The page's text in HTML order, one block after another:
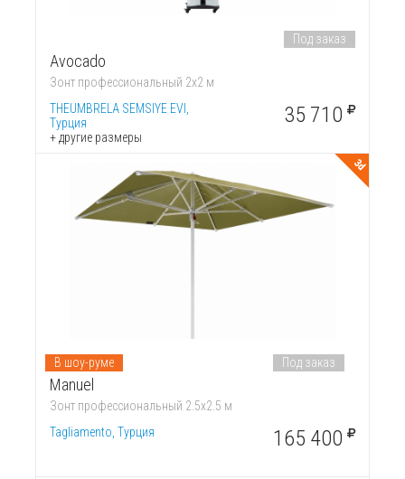
Avocado
Зонт профессиональный 2х2 м
THEUMBRELA SEMSIYE EVI,
Турция
+ другие размеры
Под заказ
35 710
3d
Manuel
Зонт профессиональный 2.5х2.5 м
Tagliamento, Турция
В шоу-руме Под заказ
165 400